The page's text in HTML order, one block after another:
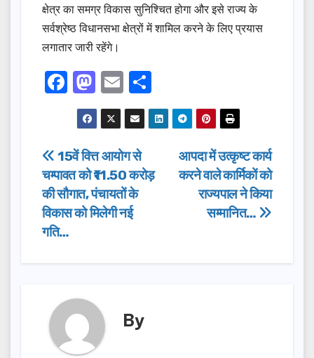
क्षेत्र का समग्र विकास सुनिश्चित होगा और इसे राज्य के
सर्वश्रेष्ठ विधानसभा क्षेत्रों में शामिल करने के लिए प्रयास
लगातार जारी रहेंगे।
F
a
c
e
b
o
o
k
M
a
st
o
d
o
n
E
m
ail
h
ar
Post
navigation
आपदा में उत्कृष्ट कार्य
करने वाले कार्मिकों को
राज्यपाल ने किया
सम्मानित…
15वें वित्त आयोग से
चम्पावत को ₹11.50 करोड़
की सौगात, पंचायतों के
विकास को मिलेगी नई
गति…
By